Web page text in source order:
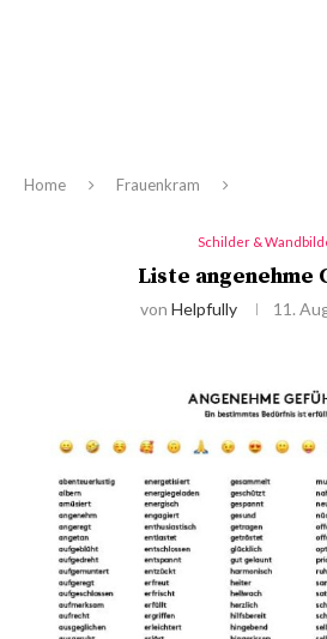
Home Frauenkram
Schilder &
Liste angenehme
von Helpfully 11.